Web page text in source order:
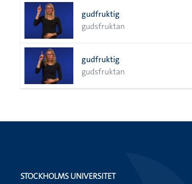
gudfruktig
gudsfruktan
gudfruktig
gudsfruktan
STOCKHOLMS UNIVERSITET